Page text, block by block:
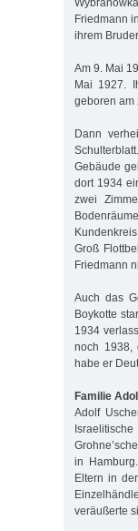
Friedmann
ihrem
Am 9. Mai
Mai 1927.
geboren am
Dann
Gebäude
dort 1934
zwei
Groß
Friedmann
Auch das
Boykotte
1934
noch 1938,
habe er
Familie
Adolf
in
Eltern in
veräußerte